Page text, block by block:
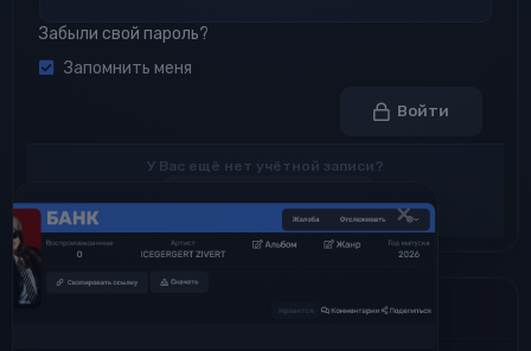
Забыли свой пароль?
Запомнить меня
Войти
У Вас ещё нет учётной записи?
Зарегистрируйтесь ×